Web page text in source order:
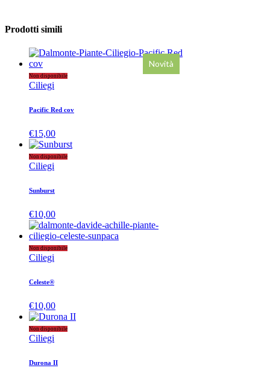
Prodotti simili
Novità
Non disponibile
Ciliegi
Pacific Red cov
€15,00
Non disponibile
Ciliegi
Sunburst
€10,00
Non disponibile
Ciliegi
Celeste®
€10,00
Non disponibile
Ciliegi
Durona II